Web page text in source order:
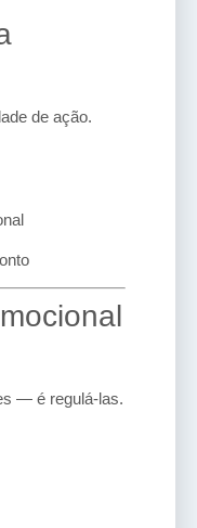
de ação.
— é regulá-las.